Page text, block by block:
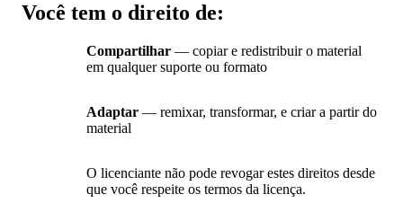
Você tem o direito de:
Compartilhar — copiar e redistribuir o material
em qualquer suporte ou formato
Adaptar — remixar, transformar, e criar a partir do
material
O licenciante não pode revogar estes direitos desde
que você respeite os termos da licença.